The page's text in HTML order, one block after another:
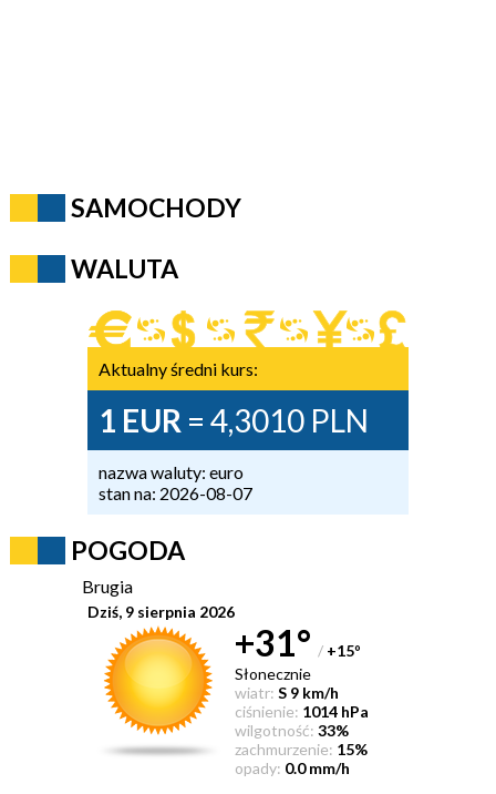
SAMOCHODY
WALUTA
Aktualny średni kurs:
1 EUR = 4,3010 PLN
nazwa waluty: euro
stan na: 2026-08-07
POGODA
Brugia
Dziś, 9 sierpnia 2026
+31° / +15°
Słonecznie
wiatr: S 9 km/h
ciśnienie: 1014 hPa
wilgotność: 33%
zachmurzenie: 15%
opady: 0.0 mm/h